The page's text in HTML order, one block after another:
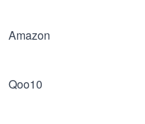
Amazon
Qoo10